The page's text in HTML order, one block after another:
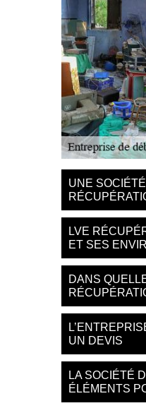
UNE
LVE
ET SES
DANS
UN DEVIS
LA SOCIÉTÉ
ÉLÉMENTS